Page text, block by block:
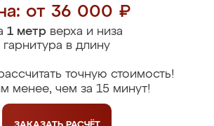
от 36 000 ₽
1 метрверха и низа
гарнитура в длину
точную стоимость!
менее, чем за 15 минут!